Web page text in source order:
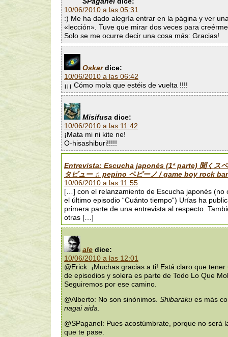
10/06/2010 a las 05:31
:) Me ha dado alegría entrar en la página y ver
«lección». Tuve que mirar dos veces para
Solo se me ocurre decir una cosa más: Gracias!
Oskar dice:
10/06/2010 a las 06:42
¡¡¡ Cómo mola que estéis de vuelta !!!!
Misifusa dice:
10/06/2010 a las 11:42
¡Mata mi ni kite ne!
O-hisashiburi!!!!!
Entrevista: Escucha japonés (1ª parte) 聞くスペ
タビュー ♫ pepino ペピーノ / game boy rock
10/06/2010 a las 11:55
[…] con el relanzamiento de Escucha japonés (no
el último episodio “Cuánto tiempo“) Urías ha
primera parte de una entrevista al respecto.
otras […]
ale dice:
10/06/2010 a las 12:01
@Erick: ¡Muchas gracias a ti! Está claro que
de episodios y solera es parte de Todo Lo Que
Seguiremos por ese camino.
@Alberto: No son sinónimos. Shibaraku es más
nagai aida
@SPaganel: Pues acostúmbrate, porque no será
que te pase.